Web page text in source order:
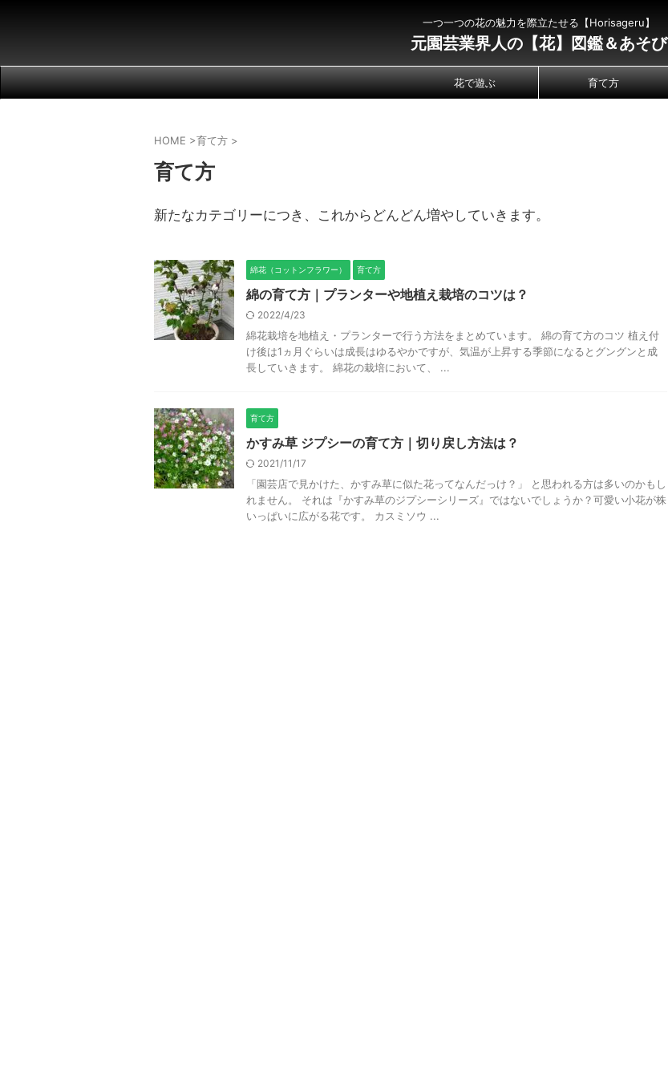
一つ一つの花の魅力を際立たせる【Horisageru】
元園芸業界人の【花】図鑑＆あそび
花で遊ぶ 育て方
HOME >育て方 >
育て方
新たなカテゴリーにつき、これからどんどん増やしていきます。
綿花（コットンフラワー） 育て方
綿の育て方｜プランターや地植え栽培のコツは？
2022/4/23
綿花栽培を地植え・プランターで行う方法をまとめています。 綿の育て方のコツ 植え付
け後は1ヵ月ぐらいは成長はゆるやかですが、気温が上昇する季節になるとグングンと成
長していきます。 綿花の栽培において、 ...
育て方
かすみ草 ジプシーの育て方｜切り戻し方法は？
2021/11/17
「園芸店で見かけた、かすみ草に似た花ってなんだっけ？」 と思われる方は多いのかもし
れません。 それは『かすみ草のジプシーシリーズ』ではないでしょうか？可愛い小花が株
いっぱいに広がる花です。 カスミソウ ...